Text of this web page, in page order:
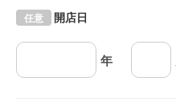
開店日
任意
年